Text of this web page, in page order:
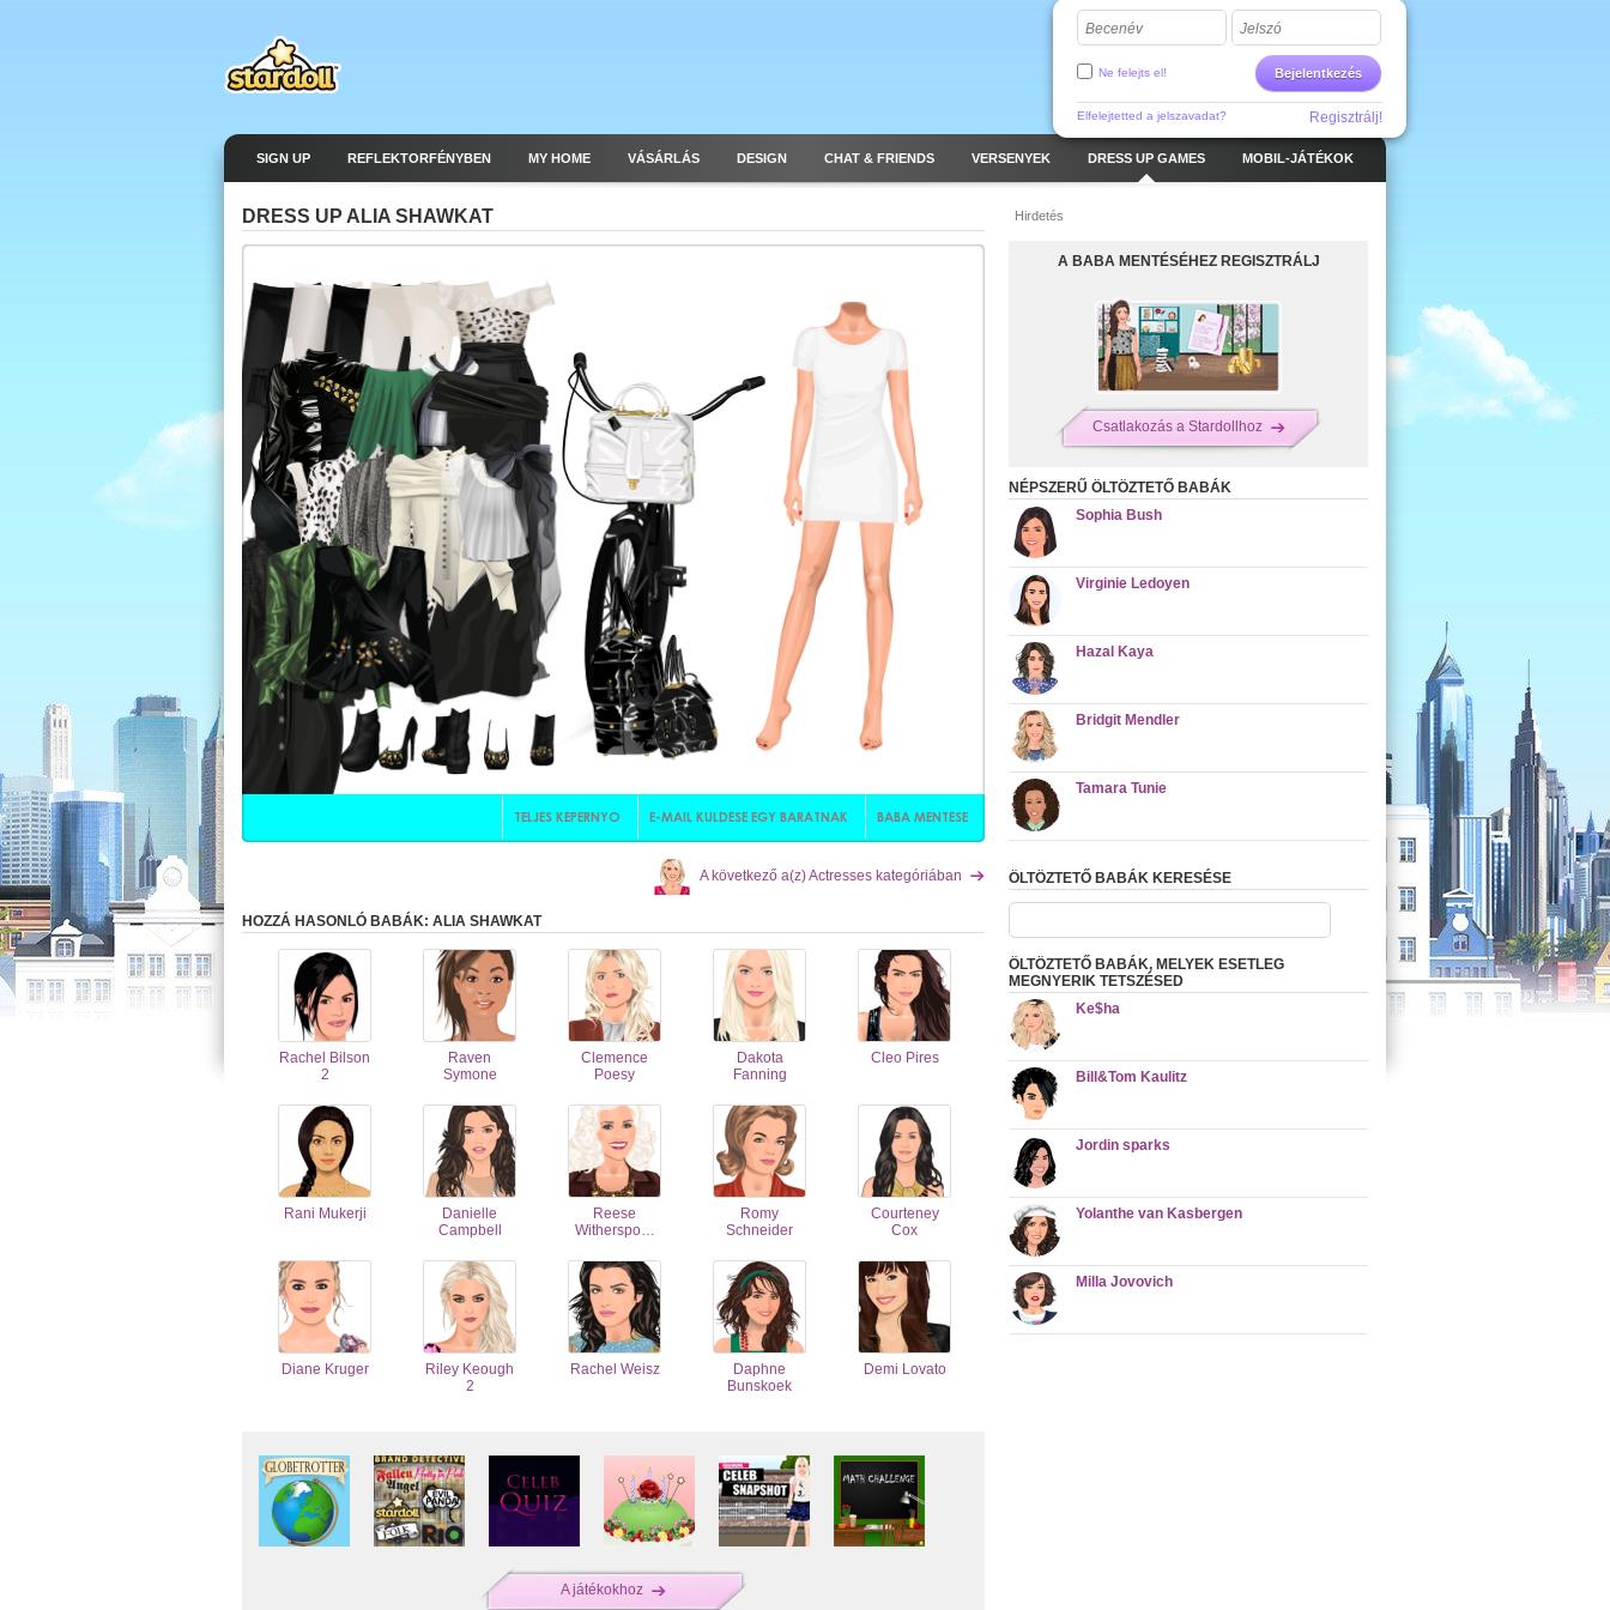
Becenév Jelszó
Bejelentkezés
Ne felejts el!
Elfelejtetted a jelszavadat? Regisztrálj!
SIGN UP REFLEKTORFÉNYBEN MY HOME VÁSÁRLÁS DESIGN CHAT & FRIENDS VERSENYEK DRESS UP GAMES MOBIL-JÁTÉKOK
DRESS UP ALIA SHAWKAT
A következő a(z) Actresses kategóriában
HOZZÁ HASONLÓ BABÁK: ALIA SHAWKAT
Rachel Bilson
2
Raven
Symone
Clemence
Poesy
Dakota
Fanning
Cleo Pires
Rani Mukerji
Danielle
Campbell
Reese
Witherspo…
Romy
Schneider
Courteney
Cox
Diane Kruger
Riley Keough
2
Rachel Weisz
Daphne
Bunskoek
Demi Lovato
A játékokhoz
Hirdetés
A BABA MENTÉSÉHEZ REGISZTRÁLJ
Csatlakozás a Stardollhoz
NÉPSZERŰ ÖLTÖZTETŐ BABÁK
Sophia Bush
Virginie Ledoyen
Hazal Kaya
Bridgit Mendler
Tamara Tunie
ÖLTÖZTETŐ BABÁK KERESÉSE
ÖLTÖZTETŐ BABÁK, MELYEK ESETLEG
MEGNYERIK TETSZÉSED
Ke$ha
Bill&Tom Kaulitz
Jordin sparks
Yolanthe van Kasbergen
Milla Jovovich